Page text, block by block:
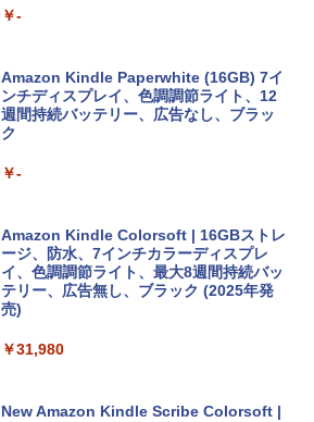
tomtoc 360°保護 15.6 16インチ パソコ
ンケース Dell NEC Lavie ASUS HP dyna
book Lenovo対応
￥2,952
HP ノートパソコン 15-fd 15.6インチ 16
GBメモリ 512GB SSD インテル Core 5
￥140,131
igence、13.6インチLiquid Retinaディ
定バーチャルアイテムを含む】 【オンラ
インゲームコード】 ロブロックス | オン
ラインコード版
定バーチャルアイテムを含む】 【オンラ
インゲームコード】 ロブロックス |オン
ラインコード版
￥1,600
ows11、10/mac対応|PC2台
￥1,292
ClaudeCode いちばんやさしい 教科書:
にもKindle出版にも！ 非エンジニアのた
めのAIコーディング入門シリーズ
￥99
AIイラスト表現辞典: 思い通りの絵を引き
￥-
Amazon Kindle Paperwhite (16GB) 7イ
ンチディスプレイ、色調調節ライト、12
週間持続バッテリー、広告なし、ブラッ
ク
￥-
Amazon Kindle Colorsoft | 16GBストレ
ージ、防水、7インチカラーディスプレ
イ、色調調節ライト、最大8週間持続バッ
テリー、広告無し、ブラック (2025年発
売)
￥31,980
New Amazon Kindle Scribe Colorsoft |